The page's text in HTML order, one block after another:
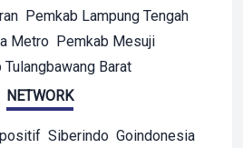
Pemkab Lampung Tengah
Metro Pemkab Mesuji
Tulangbawang Barat
NETWORK
Siberindo Goindonesia